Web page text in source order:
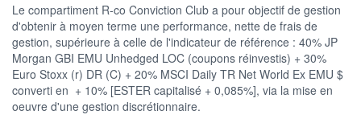
03/12 02/04
145
150
155
CATÉGORIE MORNINGSTAR
Le compartiment R-co Conviction Club a pour objectif de gestion
d'obtenir à moyen terme une performance, nette de frais de
gestion, supérieure à celle de l'indicateur de référence : 40% JP
Morgan GBI EMU Unhedged LOC (coupons réinvestis) + 30%
Euro Stoxx (r) DR (C) + 20% MSCI Daily TR Net World Ex EMU $
converti en  + 10% [ESTER capitalisé + 0,085%], via la mise en
oeuvre d'une gestion discrétionnaire.